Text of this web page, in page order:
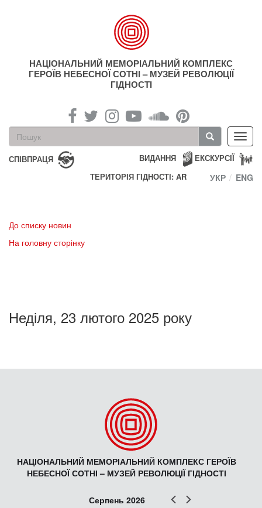
НАЦІОНАЛЬНИЙ МЕМОРІАЛЬНИЙ КОМПЛЕКС
ГЕРОЇВ НЕБЕСНОЇ СОТНІ – МУЗЕЙ РЕВОЛЮЦІЇ
ГІДНОСТІ
Пошукова
форма
Пошук
СПІВПРАЦЯ ЕКСКУРСІЇ
ВИДАННЯ
ТЕРИТОРІЯ ГІДНОСТІ: AR
УКР ENG
До списку новин
На головну сторінку
Неділя, 23 лютого 2025 року
НАЦІОНАЛЬНИЙ МЕМОРІАЛЬНИЙ КОМПЛЕКС ГЕРОЇВ
НЕБЕСНОЇ СОТНІ – МУЗЕЙ РЕВОЛЮЦІЇ ГІДНОСТІ
Попер
Серпень 2026